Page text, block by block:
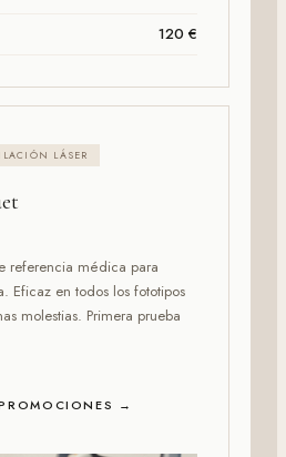
120 €
LÁSER
referencia médica para
Eficaz en todos los fototipos
molestias. Primera prueba
→